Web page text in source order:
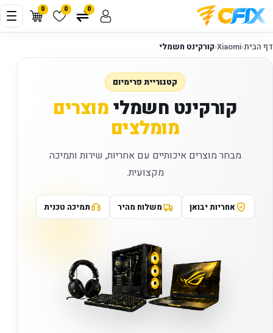
0 0 0
דף הבית‹
Xiaomi
‹קורקינט חשמלי
קטגוריית פרימיום
קורקינט חשמלימוצרים
מומלצים
מבחר מוצרים איכותיים עם אחריות, שירות ותמיכה
מקצועית.
אחריות יבואן משלוח מהיר תמיכה טכנית